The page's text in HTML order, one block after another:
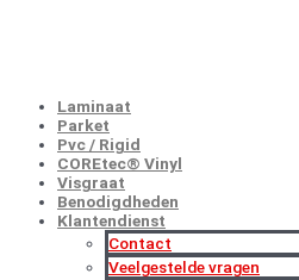
Laminaat
Parket
Pvc / Rigid
COREtec® Vinyl
Visgraat
Benodigdheden
Klantendienst
Contact
Veelgestelde vragen